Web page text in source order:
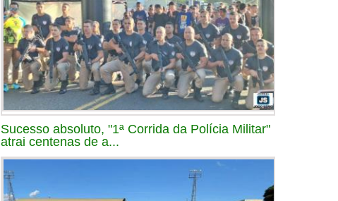
Sucesso absoluto, "1ª Corrida da Polícia Militar"
atrai centenas de a...